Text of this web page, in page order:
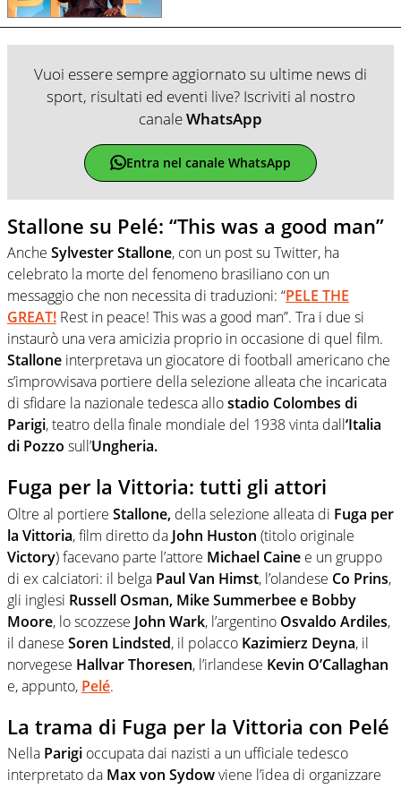
Vuoi essere sempre aggiornato su ultime news di
sport, risultati ed eventi live? Iscriviti al nostro
canaleWhatsApp
Entra nel canale WhatsApp
Stallone su Pelé: “This was a good man”
Anche Sylvester Stallone, con un post su Twitter, ha
celebrato la morte del fenomeno brasiliano con un
messaggio che non necessita di traduzioni: “PELE THE
GREAT! Rest in peace! This was a good man”. Tra i due si
instaurò una vera amicizia proprio in occasione di quel film.
Stallone interpretava un giocatore di football americano che
s’improvvisava portiere della selezione alleata che incaricata
di sfidare la nazionale tedesca allostadio Colombes di
Parigi, teatro della finale mondiale del 1938 vinta dall‘Italia
di Pozzo sull’Ungheria.
Fuga per la Vittoria: tutti gli attori
Oltre al portiere Stallone, della selezione alleata di Fuga per
la Vittoria, film diretto da John Huston (titolo originale
Victory) facevano parte l’attore Michael Caine e un gruppo
di ex calciatori: il belga Paul Van Himst, l’olandese Co Prins,
gli inglesi Russell Osman, Mike Summerbee e Bobby
Moore, lo scozzese John Wark, l’argentino Osvaldo Ardiles,
il danese Soren Lindsted, il polacco Kazimierz Deyna, il
norvegese Hallvar Thoresen, l’irlandese Kevin O’Callaghan
e, appunto, Pelé.
La trama di Fuga per la Vittoria con Pelé
Nella Parigi occupata dai nazisti a un ufficiale tedesco
interpretato da Max von Sydowviene l’idea di organizzare